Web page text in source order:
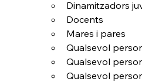
Dinamitzadors
Docents
Mares i pares
Qualsevol
Qualsevol
Qualsevol